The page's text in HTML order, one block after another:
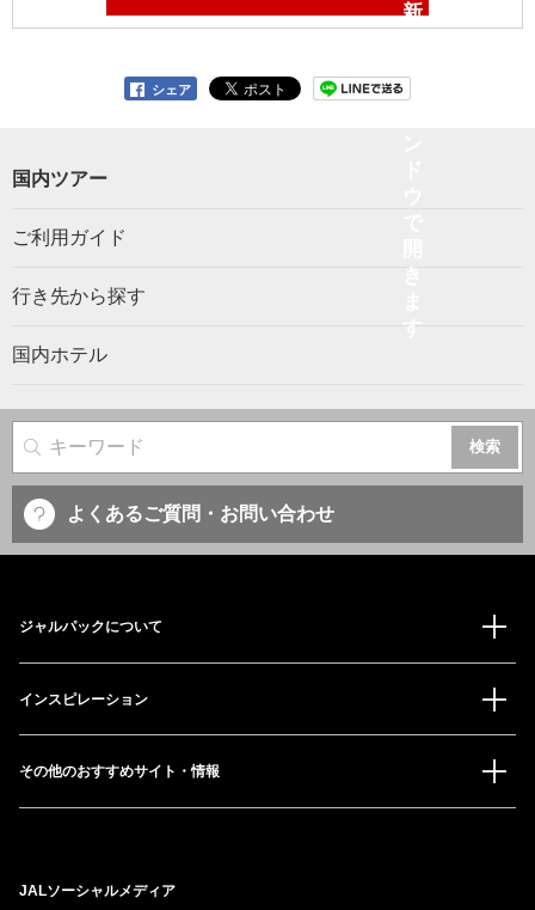
シェア
国内ツアー
ご利用ガイド
行き先から探す
国内ホテル
サイト内検索
よくあるご質問・お問い合わせ
ジャルパックについて
インスピレーション
その他のおすすめサイト・情報
JALソーシャルメディア